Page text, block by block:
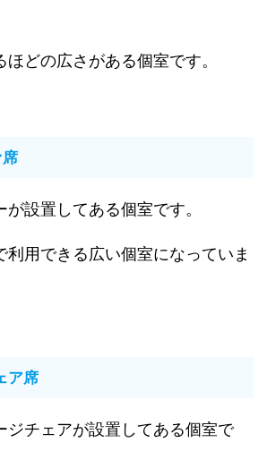
どの広さがある個室です。
設置してある個室です。
利用できる広い個室になっていま
ア席
ジチェアが設置してある個室で